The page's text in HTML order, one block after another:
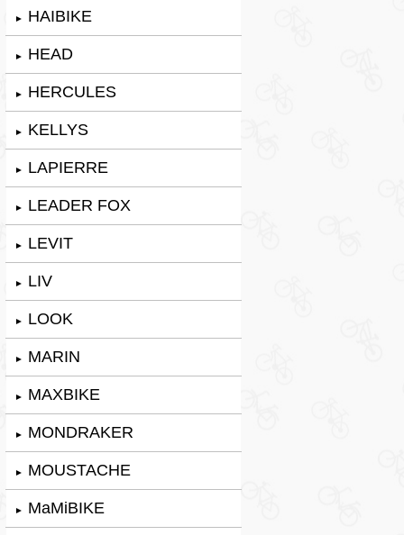
► HAIBIKE
► HEAD
► HERCULES
► KELLYS
► LAPIERRE
► LEADER FOX
► LEVIT
► LIV
► LOOK
► MARIN
► MAXBIKE
► MONDRAKER
► MOUSTACHE
► MaMiBIKE